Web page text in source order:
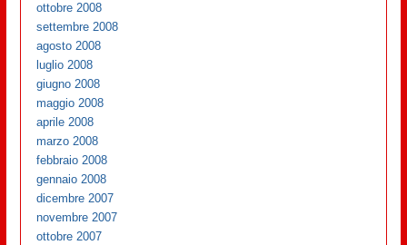
ottobre 2008
settembre 2008
agosto 2008
luglio 2008
giugno 2008
maggio 2008
aprile 2008
marzo 2008
febbraio 2008
gennaio 2008
dicembre 2007
novembre 2007
ottobre 2007